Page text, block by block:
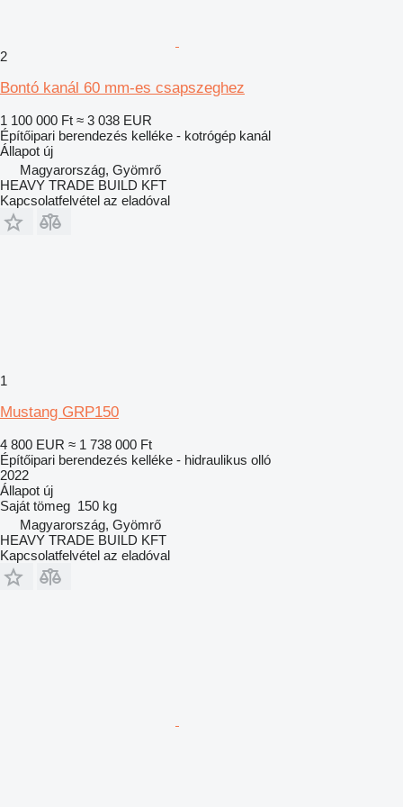
2
Bontó kanál 60 mm-es csapszeghez
1 100 000 Ft ≈ 3 038 EUR
Építőipari berendezés kelléke - kotrógép kanál
Állapot új
Magyarország, Gyömrő
HEAVY TRADE BUILD KFT
Kapcsolatfelvétel az eladóval
1
Mustang GRP150
4 800 EUR ≈ 1 738 000 Ft
Építőipari berendezés kelléke - hidraulikus olló
2022
Állapot új
Saját tömeg 150 kg
Magyarország, Gyömrő
HEAVY TRADE BUILD KFT
Kapcsolatfelvétel az eladóval